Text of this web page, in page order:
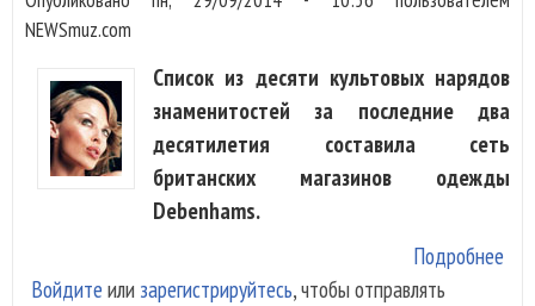
NEWSmuz.com
Список из десяти культовых нарядов
знаменитостей за последние два
десятилетия составила сеть
британских магазинов одежды
Debenhams.
Подробнее
Войдите или зарегистрируйтесь, чтобы отправлять